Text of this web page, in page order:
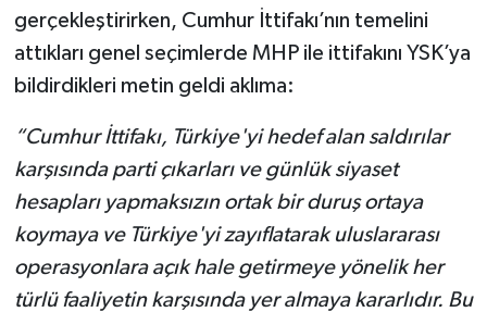
gerçekleştirirken, Cumhur İttifakı’nın temelini
attıkları genel seçimlerde MHP ile ittifakını YSK’ya
bildirdikleri metin geldi aklıma:
“Cumhur İttifakı, Türkiye'yi hedef alan saldırılar
karşısında parti çıkarları ve günlük siyaset
hesapları yapmaksızın ortak bir duruş ortaya
koymaya ve Türkiye'yi zayıflatarak uluslararası
operasyonlara açık hale getirmeye yönelik her
türlü faaliyetin karşısında yer almaya kararlıdır. Bu